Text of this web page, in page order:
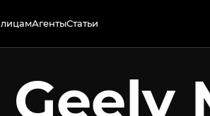
АгентыСтатьи